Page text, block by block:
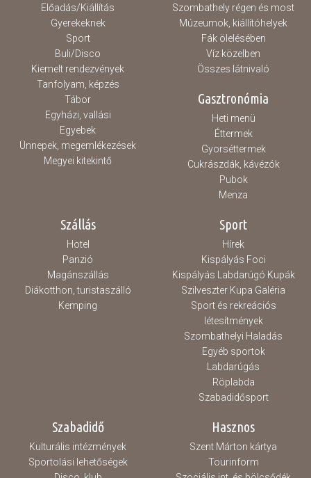
Előadás/Kiállítás
Gyerekeknek
Sport
Buli/Disco
Kiemelt rendezvények
Tanfolyam, képzés
Tábor
Egyházi, vallási
Egyebek
Ünnepek, megemlékezések
Megyei kitekintő
Szombathely régen és most
Múzeumok, kiállítóhelyek
Fák ölelésében
Víz közelben
Összes látnivaló
Gasztronómia
Heti menü
Éttermek
Gyorséttermek
Cukrászdák, kávézók
Pubok
Menza
Szállás
Hotel
Panzió
Magánszállás
Diákotthon, turistaszálló
Kemping
Sport
Hírek
Kispályás Foci
Kispályás Labdarúgó Kupák
Szilveszter Kupa Galéria
Sport és rekreációs
létesítmények
Szombathelyi Haladás
Egyéb sportok
Labdarúgás
Röplabda
Szabadidősport
Szabadidő
Kulturális intézmények
Sportolási lehetőségek
Hasznos
Szent Márton kártya
Tourinform